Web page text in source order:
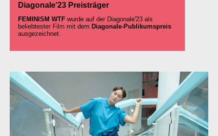
Diagonale'23 Preisträger
FEMINISM WTF wurde auf der Diagonale'23 als
beliebtester Film mit dem Diagonale-Publikumspreis
ausgezeichnet.